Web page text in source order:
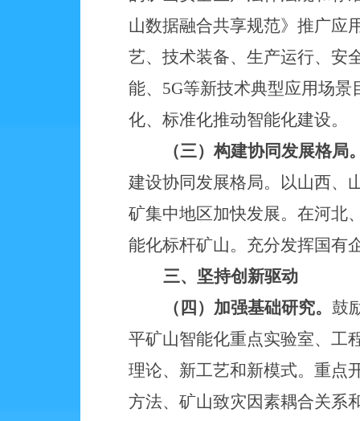
山数据融合共享规范》推广应
艺、技术装备、生产运行、安
能、5G等新技术典型应用场
化、标准化推动智能化建设。
（三）构建协同发展格局
建设协同发展格局。以山西、
矿集中地区加快发展。在河北
能化标杆矿山。充分发挥国有
三、坚持创新驱动
（四）加强基础研究。 鼓
平矿山智能化重点实验室、工
理论、新工艺和新模式。重点
方法、矿山致灾因素耦合关系